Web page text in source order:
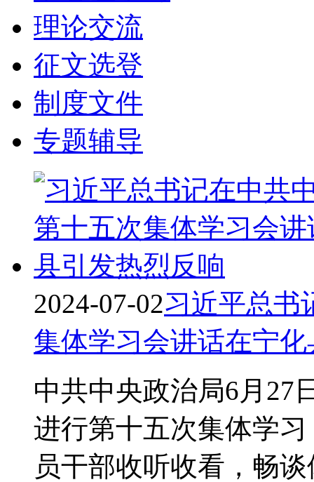
理论交流
征文选登
制度文件
专题辅导
2024-07-02习近平总书
集体学习会讲话在宁
中共中央政治局6月27
进行第十五次集体学
员干部收听收看，畅